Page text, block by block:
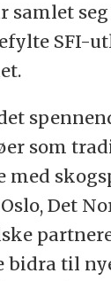
samlet
SFI-
som
med
Det
bidra til